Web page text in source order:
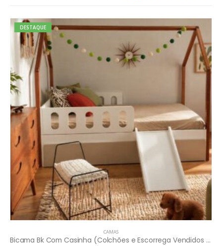
DESTAQUE
CAMAS
Bicama Bk Com Casinha (Colchões e Escorrega Vendidos Separadamente)